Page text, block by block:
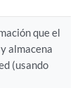
que el
almacena
(usando